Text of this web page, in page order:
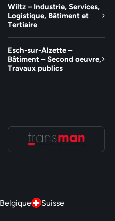
Wiltz – Industrie, Services,
Logistique, Bâtiment et
Tertiaire
Esch-sur-Alzette –
Bâtiment – Second oeuvre,
Travaux publics
Belgique
Suisse